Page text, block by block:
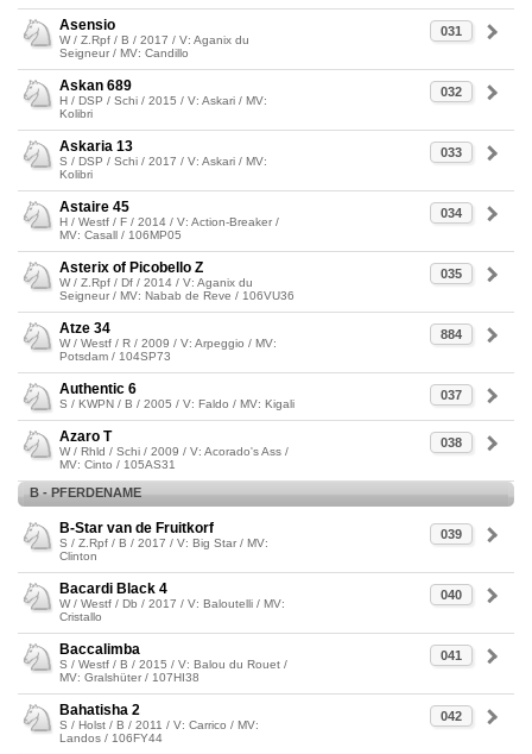
031
Asensio
W / Z.Rpf / B / 2017 / V: Aganix du
Seigneur / MV: Candillo
032
Askan 689
H / DSP / Schi / 2015 / V: Askari / MV:
Kolibri
033
Askaria 13
S / DSP / Schi / 2017 / V: Askari / MV:
Kolibri
034
Astaire 45
H / Westf / F / 2014 / V: Action-Breaker /
MV: Casall / 106MP05
035
Asterix of Picobello Z
W / Z.Rpf / Df / 2014 / V: Aganix du
Seigneur / MV: Nabab de Reve / 106VU36
884
Atze 34
W / Westf / R / 2009 / V: Arpeggio / MV:
Potsdam / 104SP73
037
Authentic 6
S / KWPN / B / 2005 / V: Faldo / MV: Kigali
038
Azaro T
W / Rhld / Schi / 2009 / V: Acorado's Ass /
MV: Cinto / 105AS31
B - PFERDENAME
039
B-Star van de Fruitkorf
S / Z.Rpf / B / 2017 / V: Big Star / MV:
Clinton
040
Bacardi Black 4
W / Westf / Db / 2017 / V: Baloutelli / MV:
Cristallo
041
Baccalimba
S / Westf / B / 2015 / V: Balou du Rouet /
MV: Gralshüter / 107HI38
042
Bahatisha 2
S / Holst / B / 2011 / V: Carrico / MV:
Landos / 106FY44